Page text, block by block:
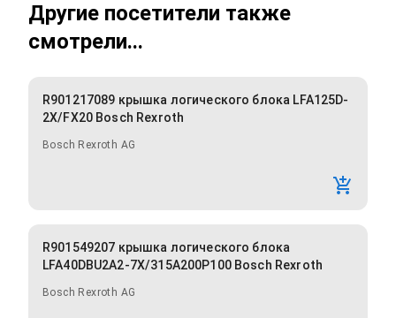
Другие посетители также
смотрели...
R901217089 крышка логического блока LFA125D-
2X/FX20 Bosch Rexroth
Bosch Rexroth AG
R901549207 крышка логического блока
LFA40DBU2A2-7X/315A200P100 Bosch Rexroth
Bosch Rexroth AG